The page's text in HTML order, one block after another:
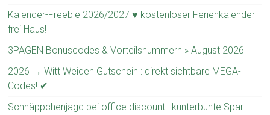
Kalender-Freebie 2026/2027 ♥ kostenloser Ferienkalender
frei Haus!
3PAGEN Bonuscodes & Vorteilsnummern » August 2026
2026 → Witt Weiden Gutschein : direkt sichtbare MEGA-
Codes! ✔
Schnäppchenjagd bei office discount : kunterbunte Spar-